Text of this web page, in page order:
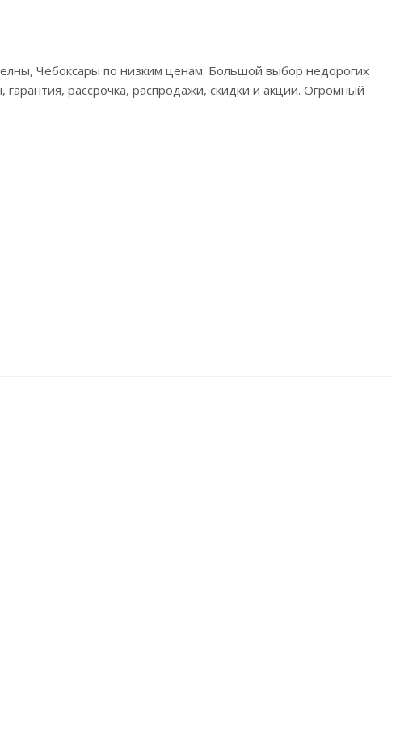
Чебоксары по низким ценам. Большой выбор недорогих
рассрочка, распродажи, скидки и акции. Огромный